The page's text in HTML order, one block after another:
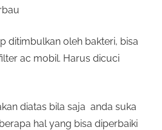
ditimbulkan oleh bakteri, bisa
ac mobil. Harus dicuci
diatas bila saja anda suka
hal yang bisa diperbaiki